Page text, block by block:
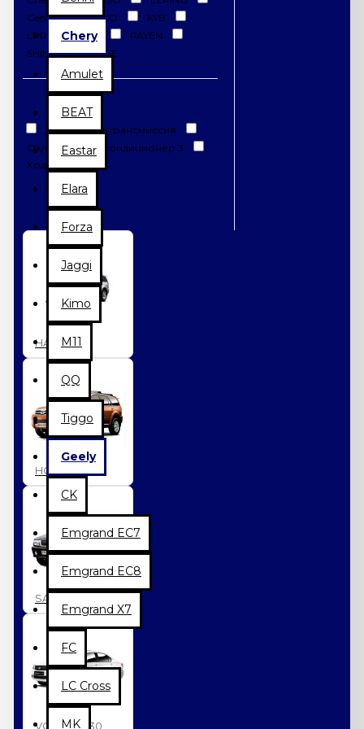
Chery
Amulet
BEAT
Eastar
Elara
Forza
Jaggi
Kimo
M11
QQ
Tiggo
Geely
CK
Emgrand EC7
Emgrand EC8
Emgrand X7
FC
LC Cross
MK
Geely
KIMIKO
KYB
LPR
OEM
PAYEN
SHINKUM
ОЕ
ТИП ЗАПЧАСТИ
Двигатель и трансмиссия
Охлаждение и кондиционер 3
Ходовая часть 4
HAVAL
HOVER
SAFE
VOLEEX C30